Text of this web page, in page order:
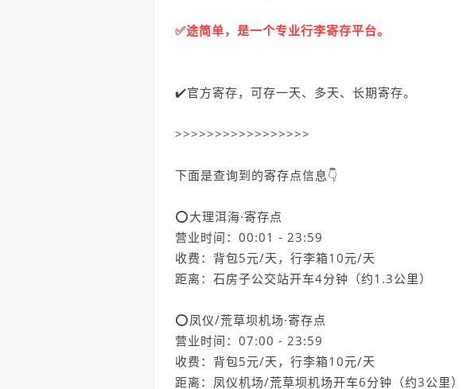
✅途简单，是一个专业行李寄存平台。
✔️官方寄存，可存一天、多天、长期寄存。
>>>>>>>>>>>>>>>>>
下面是查询到的寄存点信息👇
⭕️大理洱海·寄存点
营业时间：00:01 - 23:59
收费：背包5元/天，行李箱10元/天
距离：石房子公交站开车4分钟（约1.3公里）
⭕️凤仪/荒草坝机场·寄存点
营业时间：07:00 - 23:59
收费：背包5元/天，行李箱10元/天
距离：凤仪机场/荒草坝机场开车6分钟（约3公里）